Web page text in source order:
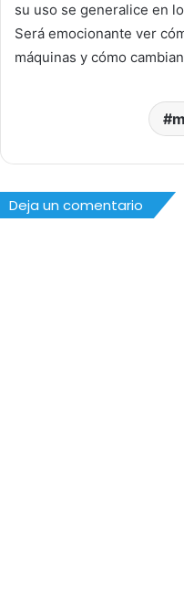
su uso se generalice en
Será emocionante ver
máquinas y cómo
Deja un comentario